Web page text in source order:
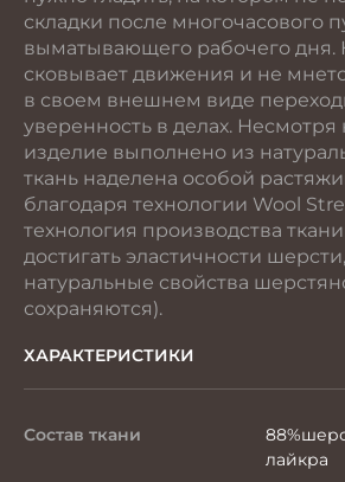
складки после многочасового
выматывающего рабочего дня.
сковывает движения и не
в своем внешнем виде
уверенность в делах. Несмотря
изделие выполнено из
ткань наделена особой
благодаря технологии Wool
технология производства
достигать эластичности
натуральные свойства
сохраняются).
ХАРАКТЕРИСТИКИ
Состав ткани
лайкра